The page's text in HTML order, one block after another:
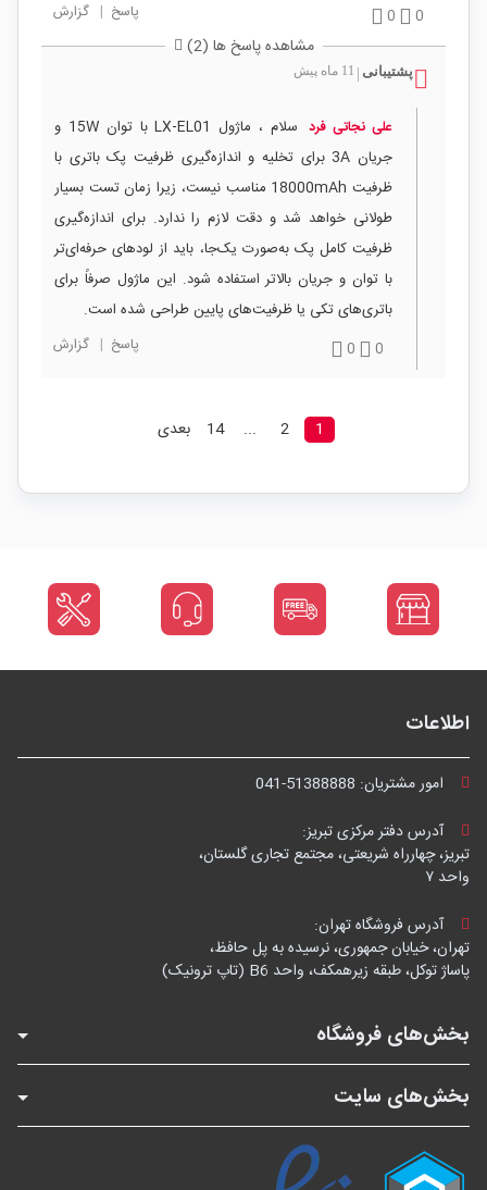
0
0 پاسخ | گزارش
مشاهده پاسخ ها (2)
پشتیبانی 11 ماه پیش
علی نجاتی فرد
سلام ، ماژول LX‑EL01 با توان 15W و
جریان 3A برای تخلیه و اندازه‌گیری ظرفیت پک باتری با
ظرفیت 18000mAh مناسب نیست، زیرا زمان تست بسیار
طولانی خواهد شد و دقت لازم را ندارد. برای اندازه‌گیری
ظرفیت کامل پک به‌صورت یک‌جا، باید از لودهای حرفه‌ای‌تر
با توان و جریان بالاتر استفاده شود. این ماژول صرفاً برای
باتری‌های تکی یا ظرفیت‌های پایین طراحی شده است.
0
0 پاسخ | گزارش
1
2
...
14 بعدی
اطلاعات
امور مشتریان: 041-51388888
آدرس دفتر مرکزی تبریز:
تبریز، چهارراه شریعتی، مجتمع تجاری گلستان،
واحد ۷
آدرس فروشگاه تهران:
تهران، خیابان جمهوری، نرسیده به پل حافظ،
پاساژ توکل، طبقه زیرهمکف، واحد B6 (تاپ ترونیک)
بخش‌های فروشگاه
بخش‌های سایت